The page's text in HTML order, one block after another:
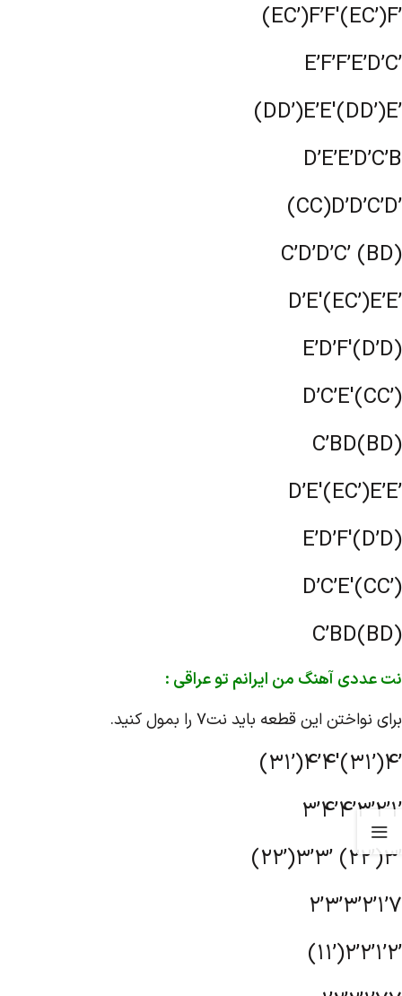
(EC’)F’F'(EC’)F’
E’F’F’E’D’C’
(DD’)E’E'(DD’)E’
D’E’E’D’C’B
(CC)D’D’C’D’
C’D’D’C’ (BD)
D’E'(EC’)E’E’
E’D’F'(D’D)
D’C’E'(CC’)
C’BD(BD)
D’E'(EC’)E’E’
E’D’F'(D’D)
D’C’E'(CC’)
C’BD(BD)
نت عددی آهنگ من ایرانم تو عراقی :
برای نواختن این قطعه باید نت7 را بمول کنید.
(31’)4’4′(31’)4’
3’4’4’3’2’1’
(22’)3’3’ (22’)3’
2’3’3’2’1’7
(11’)2’2’1’2’